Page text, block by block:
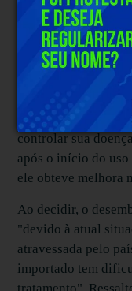
enfermidades
magistrado.
Entre outros
própria Anvisa
da Cannabis e que
fazia uso de
controlar sua
após o início do
ele obteve melhora
Ao decidir, o
"devido à atual
atravessada pelo
importado tem
tratamento".